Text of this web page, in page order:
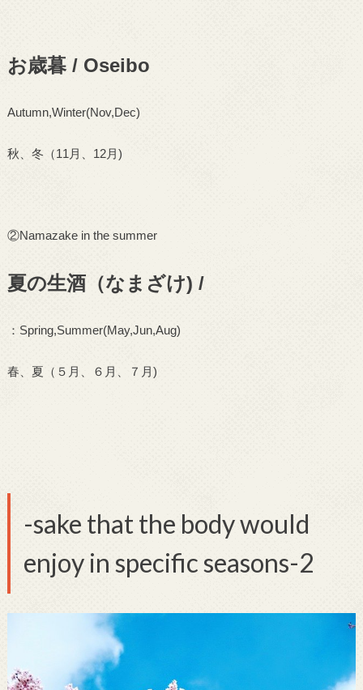
お歳暮 / Oseibo
Autumn,Winter(Nov,Dec)
秋、冬（11 月、 12月)
②Namazake in the summer
夏の生酒（なまざけ) /
： Spring,Summer(May,Jun,Aug)
春、夏（ ５ 月、 ６ 月、７月)
-sake that the body would
enjoy in specific seasons-2